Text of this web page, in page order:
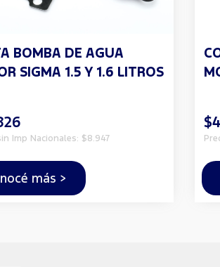
BOMBA DE AGUA
SIGMA 1.5 Y 1.6 LITROS
Imp Nacionales: $8.947
más >